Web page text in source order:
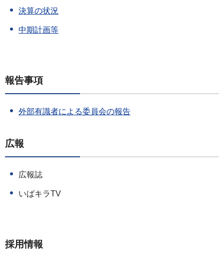
決算の状況
中期計画等
報告事項
外部有識者による委員会の報告
広報
広報誌
いばキラTV
採用情報